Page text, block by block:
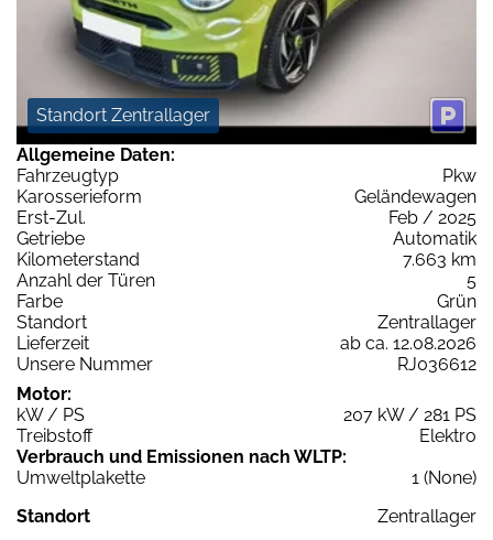
Standort Zentrallager
Allgemeine Daten:
Fahrzeugtyp
Pkw
Karosserieform
Geländewagen
Erst-Zul.
Feb / 2025
Getriebe
Automatik
Kilometerstand
7.663 km
Anzahl der Türen
5
Farbe
Grün
Standort
Zentrallager
Lieferzeit
ab ca. 12.08.2026
Unsere Nummer
RJ036612
Motor:
kW / PS
207 kW / 281 PS
Treibstoff
Elektro
Verbrauch und Emissionen nach WLTP:
Umweltplakette
1 (None)
Standort
Zentrallager